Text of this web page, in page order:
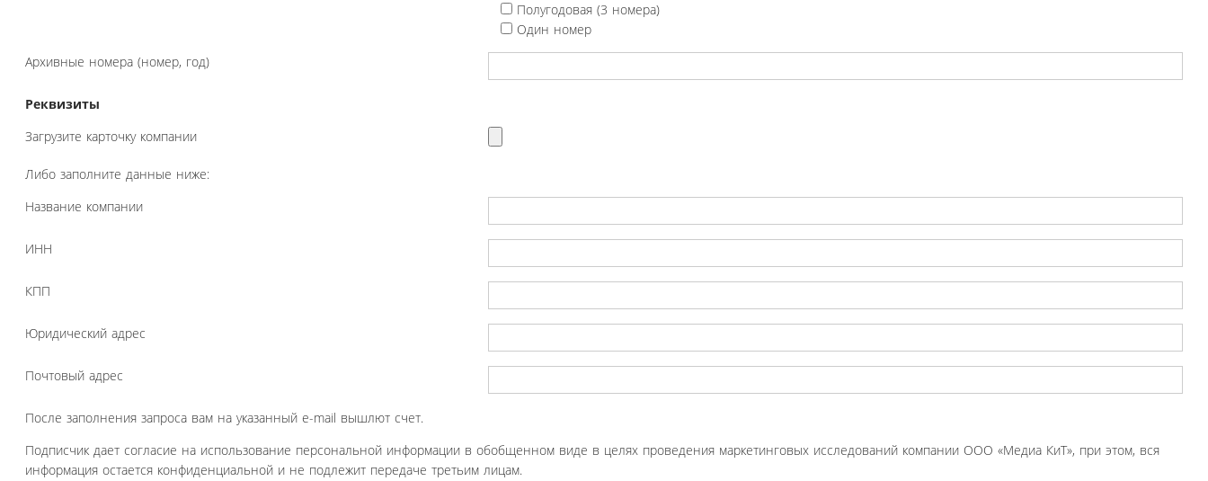
Полугодовая (3 номера)
Один номер
Архивные номера (номер, год)
Реквизиты
Загрузите карточку компании
Либо заполните данные ниже:
Название компании
ИНН
КПП
Юридический адрес
Почтовый адрес
После заполнения запроса вам на указанный e-mail вышлют счет.
Подписчик дает согласие на использование персональной информации в обобщенном виде в целях проведения маркетинговых исследований компании ООО «Медиа КиТ», при этом, вся
информация остается конфиденциальной и не подлежит передаче третьим лицам.